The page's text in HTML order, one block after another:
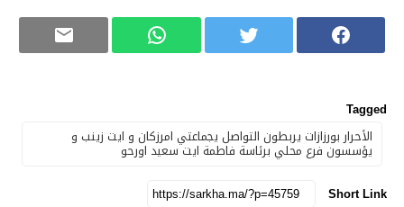
Tagged
الأحرار بورزازات يربطون التواصل يجماعتي امرزكان و ايت زينب و
يؤسسون فرع محلي برئاسة فاطمة ايت سعيد اورحو
Short Link